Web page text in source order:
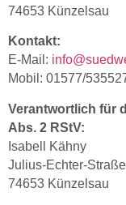
74653 Künzelsau
Kontakt:
E-Mail:
Mobil: 01577/
Verantwortlich für
Abs. 2 RStV:
Isabell Kähny
Julius-Echter-
74653 Künzelsau